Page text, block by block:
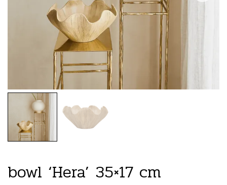
bowl ‘Hera’ 35×17 cm